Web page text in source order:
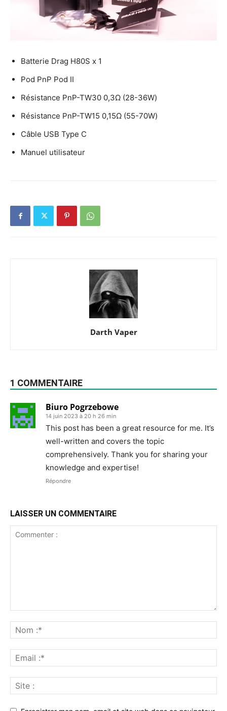
Batterie Drag H80S x 1
Pod PnP Pod II
Résistance PnP-TW30 0,3Ω (28-36W)
Résistance PnP-TW15 0,15Ω (55-70W)
Câble USB Type C
Manuel utilisateur
Darth Vaper
1 COMMENTAIRE
Biuro Pogrzebowe
14 juin 2023 à 20 h 26 min
This post has been a great resource for me. It’s
well-written and covers the topic
comprehensively. Thank you for sharing your
knowledge and expertise!
Répondre
LAISSER UN COMMENTAIRE